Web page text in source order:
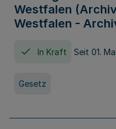
Westfalen
Westfalen -
In Kraft Seit 01.
Gesetz